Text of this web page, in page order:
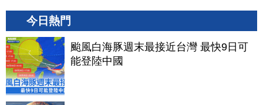
今日熱門
颱風白海豚週末最接近台灣 最快9日可
能登陸中國